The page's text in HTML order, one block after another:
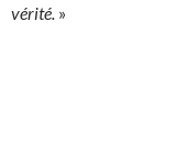
vérité. »